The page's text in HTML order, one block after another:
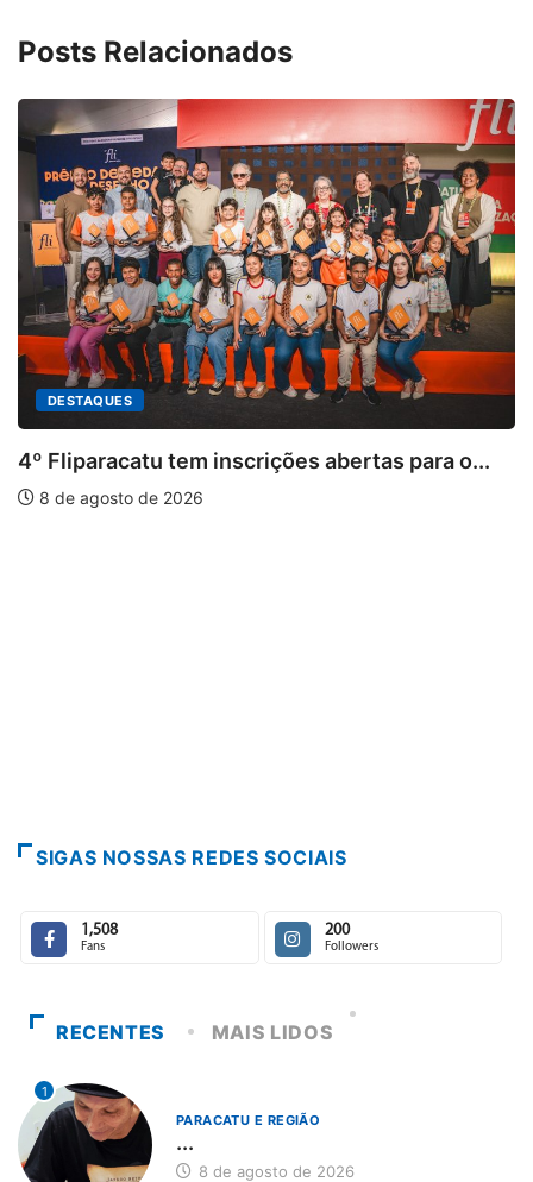
Posts Relacionados
abertas para o...
SIGAS NOSSAS REDES SOCIAIS
1,508
Fans
200
Followers
RECENTES MAIS LIDOS
1
PARACATU E REGIÃO
...
8 de agosto de 2026